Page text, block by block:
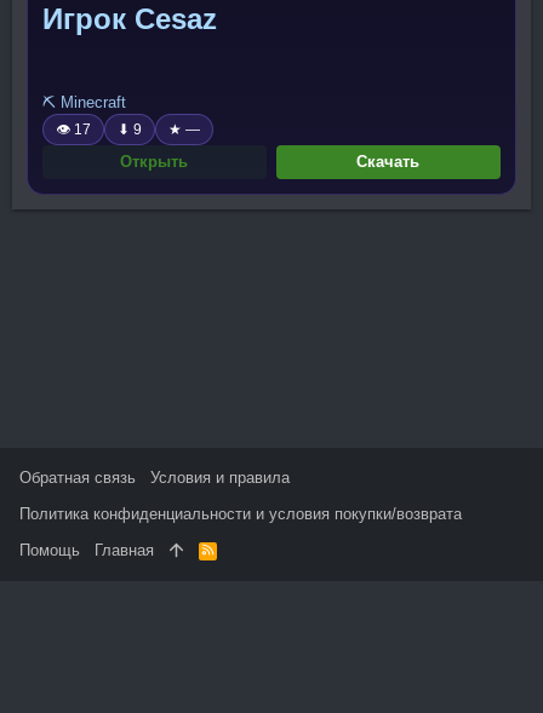
Игрок Cesaz
⛏️ Minecraft
👁 17 ⬇ 9 ★ —
Открыть Скачать
Обратная связь
Условия и правила
Политика конфиденциальности и условия покупки/возврата
Помощь
Главная
R